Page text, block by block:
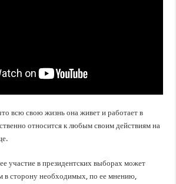
всю свою жизнь она живет и работает в
относится к любым своим действиям на
участие в президентских выборах может
в сторону необходимых, по ее мнению,